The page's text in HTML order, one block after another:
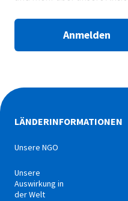
Anmelden
LÄNDERINFORMATIONEN
Unsere NGO
Unsere
Auswirkung in
der Welt